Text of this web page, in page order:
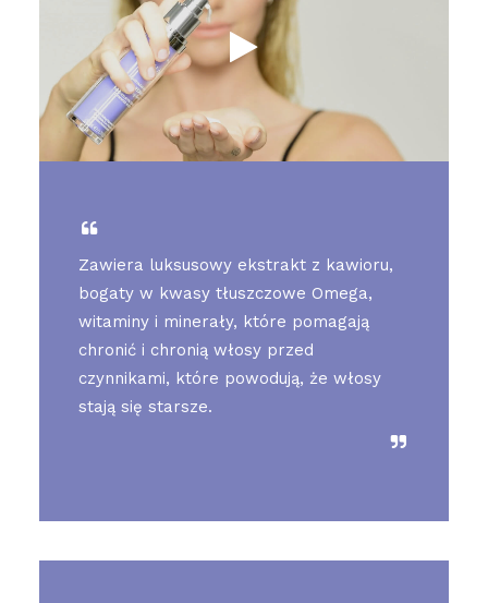
Zawiera luksusowy ekstrakt z kawioru,
bogaty w kwasy tłuszczowe Omega,
witaminy i minerały, które pomagają
chronić i chronią włosy przed
czynnikami, które powodują, że włosy
stają się starsze.